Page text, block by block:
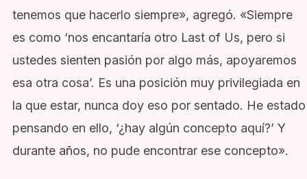
tenemos que hacerlo siempre», agregó. «Siempre
es como ‘nos encantaría otro Last of Us, pero si
ustedes sienten pasión por algo más, apoyaremos
esa otra cosa’. Es una posición muy privilegiada en
la que estar, nunca doy eso por sentado. He estado
pensando en ello, ‘¿hay algún concepto aquí?’ Y
durante años, no pude encontrar ese concepto».